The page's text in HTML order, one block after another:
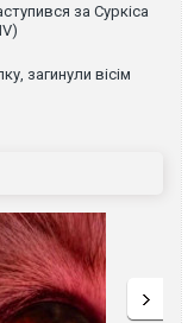
за Суркіса
загинули вісім